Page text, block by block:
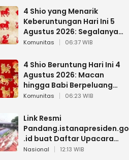
4 Shio yang Menarik
Keberuntungan Hari Ini 5
Agustus 2026: Segalanya
Berjalan Lancar
Komunitas 06:37 WIB
4 Shio Beruntung Hari Ini 4
Agustus 2026: Macan
hingga Babi Berpeluang
Dapat Kabar Baik
Komunitas 06:23 WIB
Link Resmi
Pandang.istanapresiden.go
.id buat Daftar Upacara
Bendera HUT RI di Istana
Nasional 12:13 WIB